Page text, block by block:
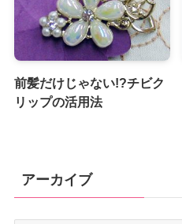
前髪だけじゃない!?チビク
リップの活用法
アーカイブ